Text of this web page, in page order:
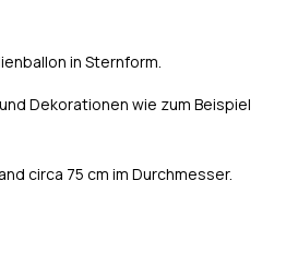
in Sternform.
Dekorationen wie zum Beispiel
circa 75 cm im Durchmesser.